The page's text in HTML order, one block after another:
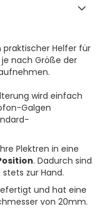
praktischer Helfer für
nach Größe der
wird einfach
Galgen
Plektren in eine
. Dadurch sind
zur Hand.
und hat eine
von 20mm.